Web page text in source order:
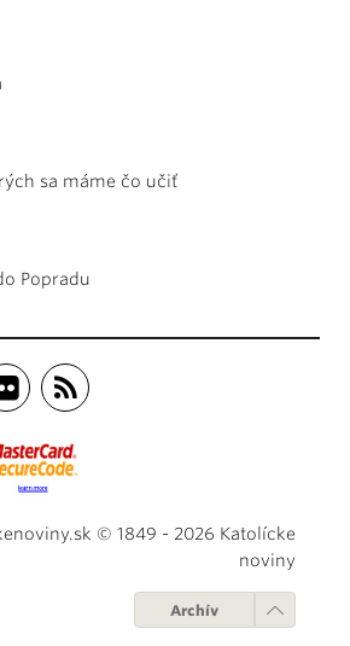
sa máme čo učiť
Popradu
© 1849 - 2026 Katolícke
noviny
Archív